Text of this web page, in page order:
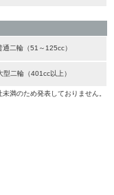
通二輪（51～125cc）
型二輪（401cc以上）
満のため発表しておりません。